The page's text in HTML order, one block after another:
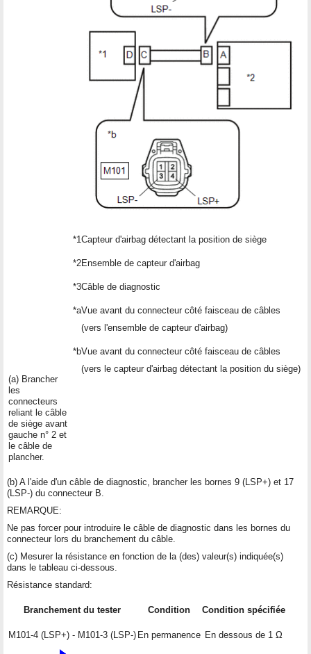
(a) Brancher
les
connecteurs
reliant le câble
de siège avant
gauche n° 2 et
le câble de
plancher.
*1Capteur d'airbag détectant la position de siège
*2Ensemble de capteur d'airbag
*3Câble de diagnostic
*aVue avant du connecteur côté faisceau de câbles
(vers l'ensemble de capteur d'airbag)
*bVue avant du connecteur côté faisceau de câbles
(vers le capteur d'airbag détectant la position du siège)
(b) A l'aide d'un câble de diagnostic, brancher les bornes 9 (LSP+) et 17
(LSP-) du connecteur B.
REMARQUE:
Ne pas forcer pour introduire le câble de diagnostic dans les bornes du
connecteur lors du branchement du câble.
(c) Mesurer la résistance en fonction de la (des) valeur(s) indiquée(s)
dans le tableau ci-dessous.
Résistance standard:
Branchement du tester Condition Condition spécifiée
M101-4 (LSP+) - M101-3 (LSP-) En permanence En dessous de 1 Ω